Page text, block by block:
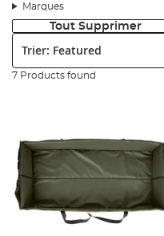
Marques
Tout Supprimer
7 Products found